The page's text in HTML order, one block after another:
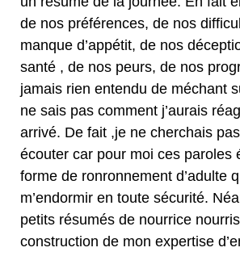
de nos préférences, de nos
manque d’appétit, de nos
santé , de nos peurs, de nos
jamais rien entendu de méchant
ne sais pas comment j’aurais
arrivé. De fait ,je ne cherchais
écouter car pour moi ces paroles
forme de ronronnement d’adulte
m’endormir en toute sécurité.
petits résumés de nourrice
construction de mon expertise